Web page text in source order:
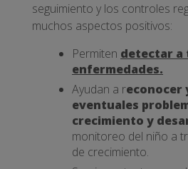
seguimiento y los controles
muchos aspectos positivos:
Permiten detectar a
enfermedades.
Ayudan a reconocer
eventuales
crecimiento y
monitoreo del niño a
de crecimiento.